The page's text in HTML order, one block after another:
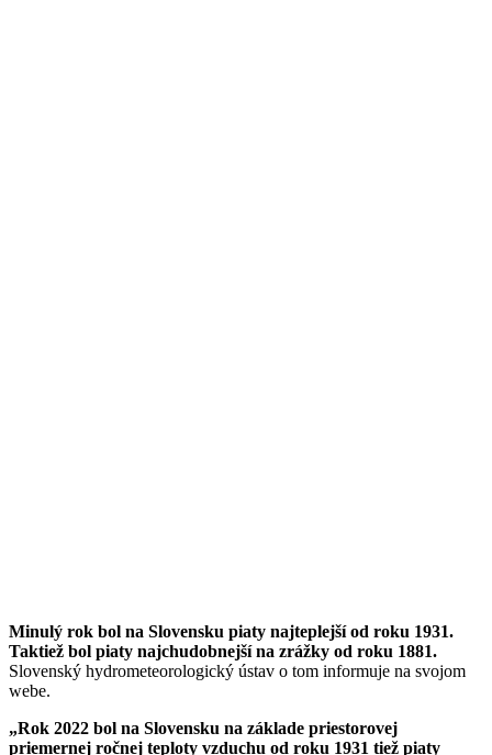
Minulý rok bol na Slovensku piaty najteplejší od roku 1931.
Taktiež bol piaty najchudobnejší na zrážky od roku 1881.
Slovenský hydrometeorologický ústav o tom informuje na svojom
webe.
„Rok 2022 bol na Slovensku na základe priestorovej
priemernej ročnej teploty vzduchu od roku 1931 tiež piaty